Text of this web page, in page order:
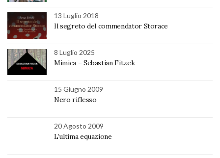
13 Luglio 2018
Il segreto del commendator Storace
8 Luglio 2025
Mimica – Sebastian Fitzek
15 Giugno 2009
Nero riflesso
20 Agosto 2009
L’ultima equazione